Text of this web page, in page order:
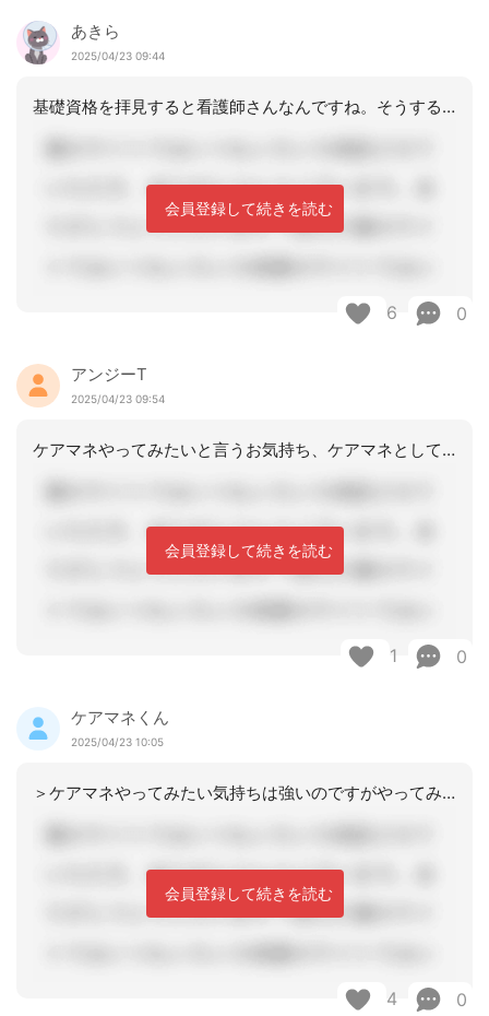
あきら
2025/04/23 09:44
基礎資格を拝見すると看護師さんなんですね。そうすると仰られている通り、給与は一般
会員登録して続きを読む
6 0
アンジーT
2025/04/23 09:54
ケアマネやってみたいと言うお気持ち、ケアマネとして嬉しいです。 私の友人も看護
会員登録して続きを読む
1 0
ケアマネくん
2025/04/23 10:05
＞ケアマネやってみたい気持ちは強いのですがやってみたらどうでしょうか。そこからど
会員登録して続きを読む
4 0